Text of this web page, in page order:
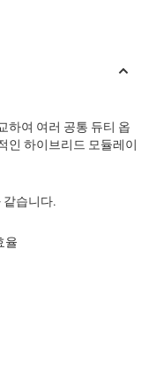
하여 여러 공통 듀티 옵
인 하이브리드 모듈레이
같습니다.
율